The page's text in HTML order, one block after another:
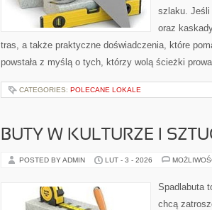
szlaku. Jeśli
oraz
tras, a także praktyczne doświadczenia, które
powstała z myślą o tych, którzy wolą ścieżki
CATEGORIES: POLECANE LOKALE
BUTY W KULTURZE I
POSTED BY ADMIN LUT - 3 - 2026
Spadlabuta
chcą